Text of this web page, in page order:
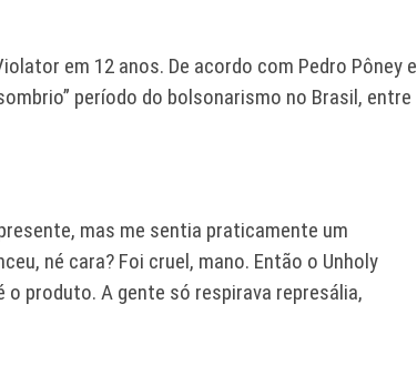
em 12 anos. De acordo com Pedro Pôney e
período do bolsonarismo no Brasil, entre
mas me sentia praticamente um
né cara? Foi cruel, mano. Então o Unholy
o produto. A gente só respirava represália,